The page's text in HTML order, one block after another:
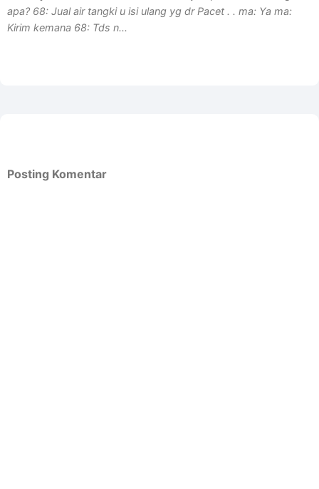
apa? 68: Jual air tangki u isi ulang yg dr Pacet . . ma: Ya ma:
Kirim kemana 68: Tds n...
Posting Komentar